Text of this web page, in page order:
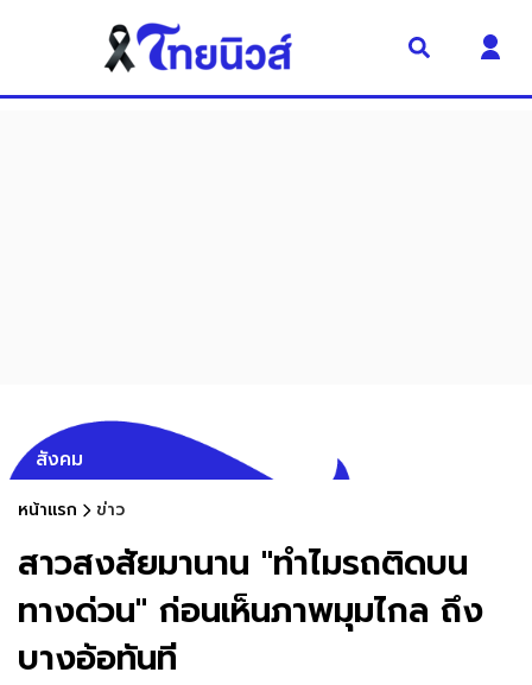
สังคม
หน้าแรก ข่าว
สาวสงสัยมานาน "ทำไมรถติดบน
ทางด่วน" ก่อนเห็นภาพมุมไกล ถึง
บางอ้อทันที